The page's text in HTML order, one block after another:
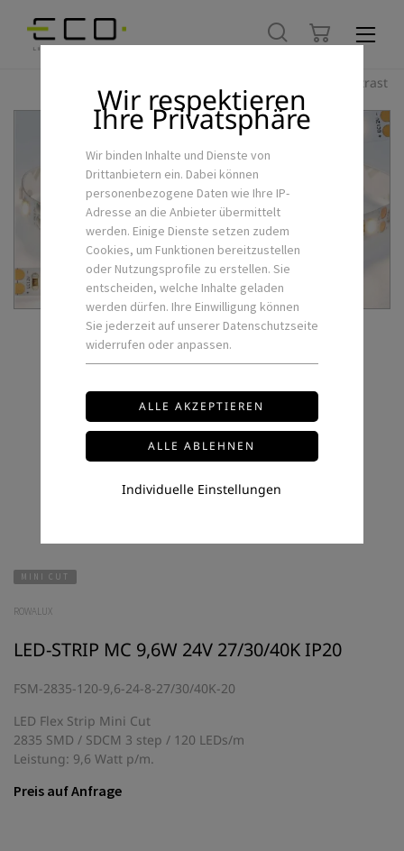
Hoher Kontrast
MINI CUT
ROWALUX
LED-STRIP MC 9,6W 24V 27/30/40K IP20
FSM-2835-120-9,6-24-8-27/30/40K-20
LED Flex Strip Mini Cut
2835 SMD / SDCM 3 step / 120 LEDs/m
Leistung: 9,6 Watt p/m.
Preis auf Anfrage
Wir respektieren
Ihre Privatsphäre
Wir binden Inhalte und Dienste von
Drittanbietern ein. Dabei können
personenbezogene Daten wie Ihre IP-
Adresse an die Anbieter übermittelt
werden. Einige Dienste setzen zudem
Cookies, um Funktionen bereitzustellen
oder Nutzungsprofile zu erstellen. Sie
entscheiden, welche Inhalte geladen
werden dürfen. Ihre Einwilligung können
Sie jederzeit auf unserer Datenschutzseite
widerrufen oder anpassen.
Individuelle Einstellungen